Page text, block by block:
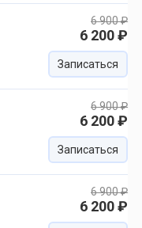
6 900 ₽
6 200 ₽
Записаться
6 900 ₽
6 200 ₽
Записаться
6 900 ₽
6 200 ₽